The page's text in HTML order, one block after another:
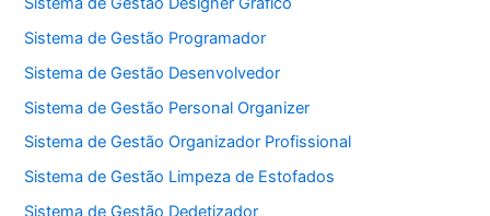
Sistema de Gestão Programador
Sistema de Gestão Desenvolvedor
Sistema de Gestão Personal Organizer
Sistema de Gestão Organizador Profissional
Sistema de Gestão Limpeza de Estofados
Sistema de Gestão Dedetizador